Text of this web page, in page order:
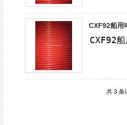
CXF92船用
共 3 条